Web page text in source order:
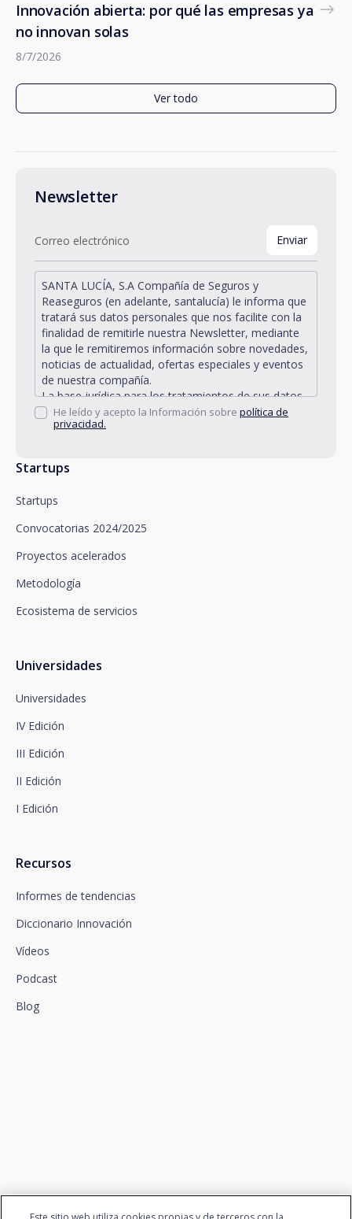
Innovación abierta: por qué las empresas ya
no innovan solas
8/7/2026
Ver todo
Startups
Startups
Convocatorias 2024/2025
Proyectos acelerados
Metodología
Ecosistema de servicios
Universidades
Universidades
IV Edición
III Edición
II Edición
I Edición
Recursos
Informes de tendencias
Diccionario Innovación
Vídeos
Podcast
Blog
Newsletter
SANTA LUCÍA, S.A Compañía de Seguros y
Reaseguros (en adelante, santalucía) le informa que
tratará sus datos personales que nos facilite con la
finalidad de remitirle nuestra Newsletter, mediante
la que le remitiremos información sobre novedades,
noticias de actualidad, ofertas especiales y eventos
de nuestra compañía.
La base jurídica para los tratamientos de sus datos
personales descritos se encuentra en la propia
gestión y desarrollo de la relación jurídica existente
Santalucía le informa que puede ejercitar sus
oposición, limitación del tratamiento y portabilidad,
así como oponerse al tratamiento de sus datos con
mediante un escrito, que deberá remitir a Plaza de
Departamento de Privacidad o bien a
Newsletter Impulsa.
dpo@santalucía.es
reclamación ante la Autoridad de Control
Dispone de información completa sobre protección
apartado de Política de Privacidad, que le
aconsejamos consulte.
He leído y acepto la Información sobre política de
privacidad.